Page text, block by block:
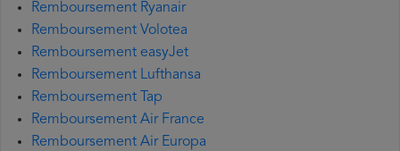
Remboursement Ryanair
Remboursement Volotea
Remboursement easyJet
Remboursement Lufthansa
Remboursement Tap
Remboursement Air France
Remboursement Air Europa